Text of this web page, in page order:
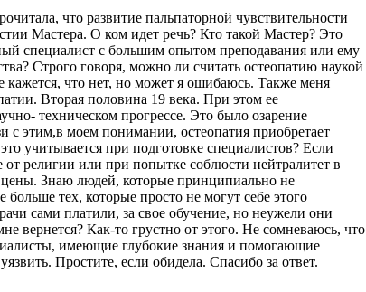
что развитие пальпаторной чувствительности
Мастера. О ком идет речь? Кто такой Мастер? Это
специалист с большим опытом преподавания или ему
Строго говоря, можно ли считать остеопатию наукой
кажется, что нет, но может я ошибаюсь. Также меня
Вторая половина 19 века. При этом ее
техническом прогрессе. Это было озарение
с этим,в моем понимании, остеопатия приобретает
учитывается при подготовке специалистов? Если
религии или при попытке соблюсти нейтралитет в
Знаю людей, которые принципиально не
больше тех, которые просто не могут себе этого
сами платили, за свое обучение, но неужели они
вернется? Как-то грустно от этого. Не сомневаюсь, что
имеющие глубокие знания и помогающие
Простите, если обидела. Спасибо за ответ.